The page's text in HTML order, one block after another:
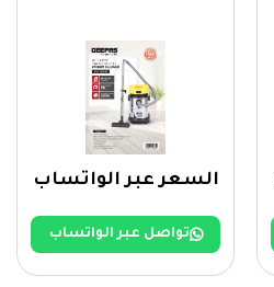
السعر عبر الواتساب
تواصل عبر الواتساب